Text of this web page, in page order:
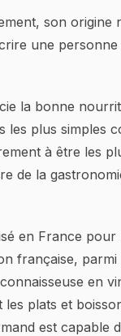
son origine
une
la bonne
plus simples
à être les
de la
en France
française,
en
plats et
est capable